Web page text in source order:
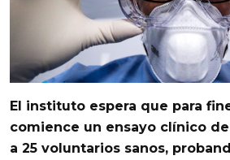
El instituto espera que para
comience un ensayo clínico
a 25 voluntarios sanos,